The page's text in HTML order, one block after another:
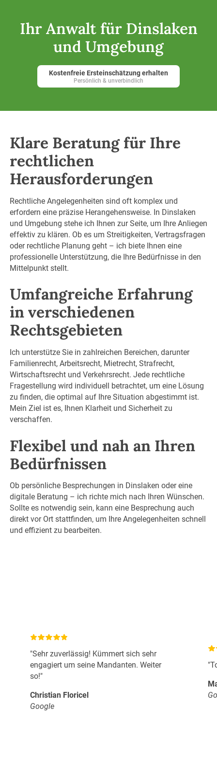
Ihr Anwalt für Dinslaken
und Umgebung
Kostenfreie Ersteinschätzung erhalten
Persönlich & unverbindlich
Klare Beratung für Ihre
rechtlichen
Herausforderungen
Rechtliche Angelegenheiten sind oft komplex und
erfordern eine präzise Herangehensweise. In Dinslaken
und Umgebung stehe ich Ihnen zur Seite, um Ihre Anliegen
effektiv zu klären. Ob es um Streitigkeiten, Vertragsfragen
oder rechtliche Planung geht – ich biete Ihnen eine
professionelle Unterstützung, die Ihre Bedürfnisse in den
Mittelpunkt stellt.
Umfangreiche Erfahrung
in verschiedenen
Rechtsgebieten
Ich unterstütze Sie in zahlreichen Bereichen, darunter
Familienrecht, Arbeitsrecht, Mietrecht, Strafrecht,
Wirtschaftsrecht und Verkehrsrecht. Jede rechtliche
Fragestellung wird individuell betrachtet, um eine Lösung
zu finden, die optimal auf Ihre Situation abgestimmt ist.
Mein Ziel ist es, Ihnen Klarheit und Sicherheit zu
verschaffen.
Flexibel und nah an Ihren
Bedürfnissen
Ob persönliche Besprechungen in Dinslaken oder eine
digitale Beratung – ich richte mich nach Ihren Wünschen.
Sollte es notwendig sein, kann eine Besprechung auch
direkt vor Ort stattfinden, um Ihre Angelegenheiten schnell
und effizient zu bearbeiten.
"Sehr zuverlässig! Kümmert sich sehr
engagiert um seine Mandanten. Weiter
so!"
Christian Floricel
Google